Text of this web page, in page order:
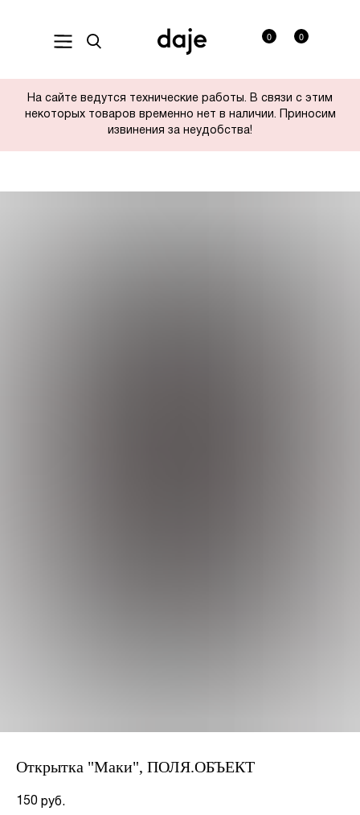
0
0
На сайте ведутся технические работы. В связи с этим
некоторых товаров временно нет в наличии. Приносим
извинения за неудобства!
Открытка "Маки", ПОЛЯ.ОБЪЕКТ
150 руб.